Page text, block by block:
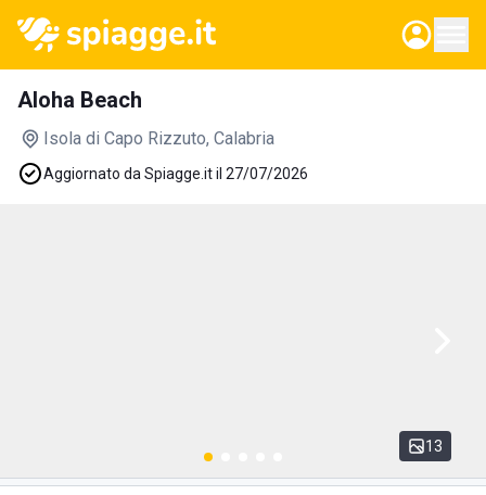
Aloha Beach
Isola di Capo Rizzuto, Calabria
Aggiornato da Spiagge.it il 27/07/2026
13